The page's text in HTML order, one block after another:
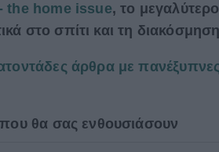
the home issue, το μεγαλύτερο
στο σπίτι και τη
άρθρα με
που θα σας ενθουσιάσουν